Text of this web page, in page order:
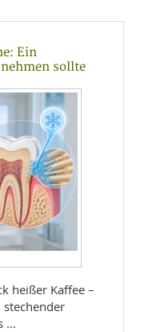
Ein
sollte
heißer Kaffee –
…